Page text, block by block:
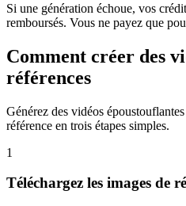
Si une génération échoue, vos
remboursés. Vous ne payez que
Comment créer des
références
Générez des vidéos
référence en trois étapes simples.
1
Téléchargez les images de